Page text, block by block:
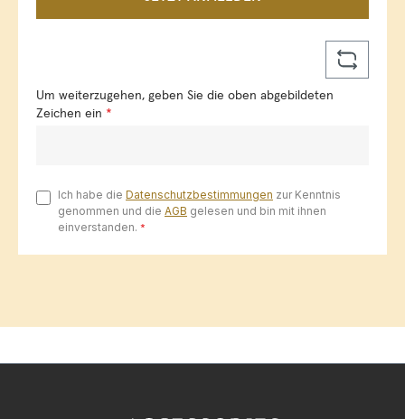
Um weiterzugehen, geben Sie die oben abgebildeten
Zeichen ein *
Ich habe die Datenschutzbestimmungen zur Kenntnis
genommen und die AGB gelesen und bin mit ihnen
einverstanden. *